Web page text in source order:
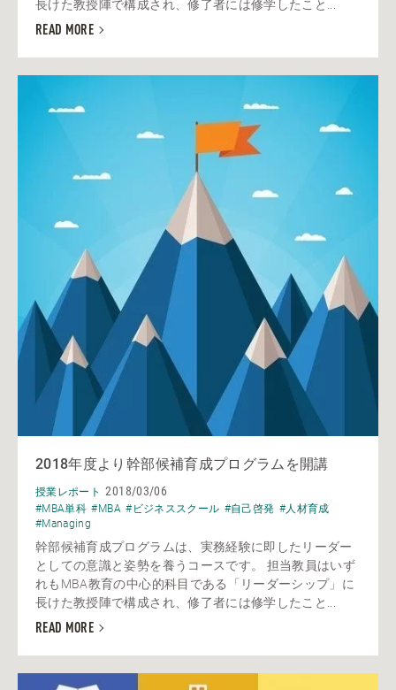
長けた教授陣で構成され、修了者には修学したこと...
READ MORE
2018年度より幹部候補育成プログラムを開講
授業レポート 2018/03/06
#MBA単科 #MBA #ビジネススクール #自己啓発 #人材育成
#Managing
幹部候補育成プログラムは、実務経験に即したリーダー
としての意識と姿勢を養うコースです。 担当教員はいず
れもMBA教育の中心的科目である「リーダーシップ」に
長けた教授陣で構成され、修了者には修学したこと...
READ MORE